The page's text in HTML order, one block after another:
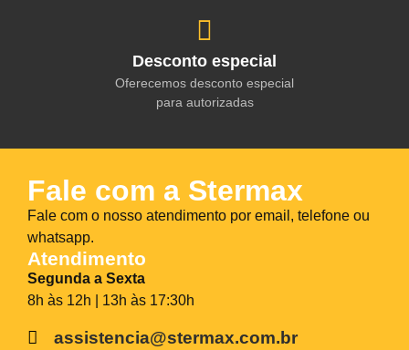
Desconto especial
Oferecemos desconto especial
para autorizadas
Fale com a Stermax
Fale com o nosso atendimento por email, telefone ou
whatsapp.
Atendimento
Segunda a Sexta
8h às 12h | 13h às 17:30h
assistencia@stermax.com.br